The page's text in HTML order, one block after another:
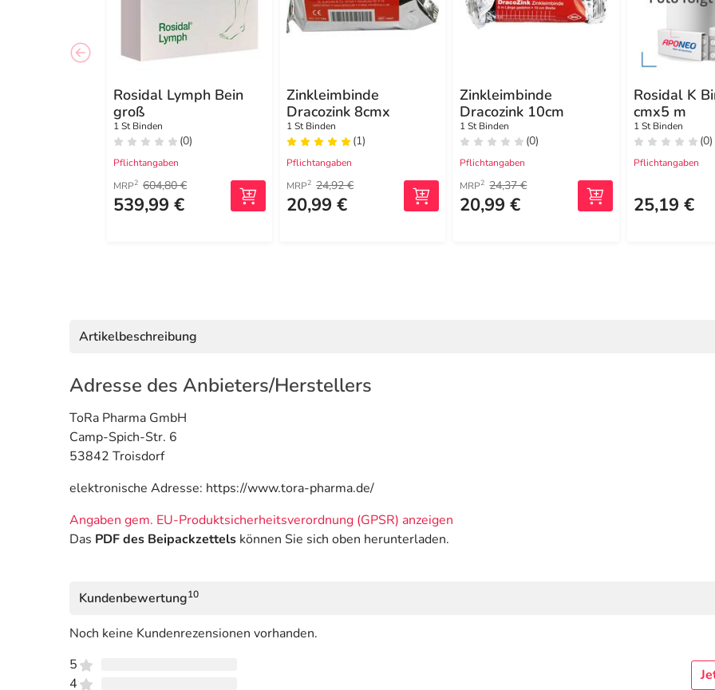
Rosidal Lymph Bein
groß
1 St Binden
(0)
Pflichtangaben
MRP2 604,80 €
539,99 €
Zinkleimbinde
Dracozink 8cmx
1 St Binden
(1)
Pflichtangaben
MRP2 24,92 €
20,99 €
Zinkleimbinde
Dracozink 10cm
1 St Binden
(0)
Pflichtangaben
MRP2 24,37 €
20,99 €
Rosidal K
cmx5 m
1 St Binden
(0)
Pflichtangaben
25,19 €
Artikelbeschreibung
Adresse des Anbieters/Herstellers
ToRa Pharma GmbH
Camp-Spich-Str. 6
53842 Troisdorf
elektronische Adresse: https://www.tora-pharma.de/
Angaben gem. EU-Produktsicherheitsverordnung (GPSR) anzeigen
Das PDF des Beipackzettels können Sie sich oben herunterladen.
Kundenbewertung10
Noch keine Kundenrezensionen vorhanden.
5
4